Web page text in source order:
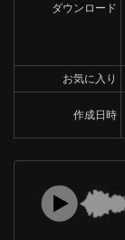
ダウンロード
お気に入り
作成日時